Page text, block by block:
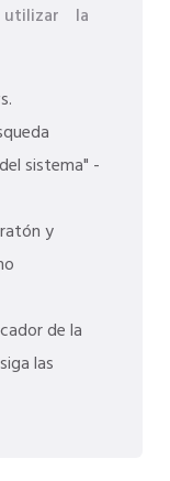
utilizar la
sistema" -
y
de la
las